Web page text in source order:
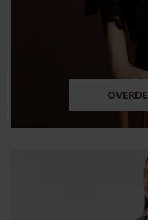
Funktionelle